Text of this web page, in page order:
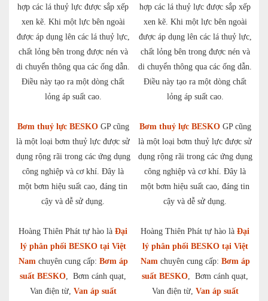
hợp các lá thuỷ lực được sắp xếp
xen kẽ. Khi một lực bên ngoài
được áp dụng lên các lá thuỷ lực,
chất lỏng bên trong được nén và
di chuyển thông qua các ống dẫn.
Điều này tạo ra một dòng chất
lỏng áp suất cao.
Bơm thuỷ lực BESKOGP cũng
là một loại bơm thuỷ lực được sử
dụng rộng rãi trong các ứng dụng
công nghiệp và cơ khí. Đây là
một bơm hiệu suất cao, đáng tin
cậy và dễ sử dụng.
Hoàng Thiên Phát tự hào là Đại
lý phân phối BESKO tại Việt
Namchuyên cung cấp: Bơm áp
suất BESKO, Bơm cánh quạt,
Van điện từ, Van áp suất
hợp các lá thuỷ lực được sắp xếp
xen kẽ. Khi một lực bên ngoài
được áp dụng lên các lá thuỷ lực,
chất lỏng bên trong được nén và
di chuyển thông qua các ống dẫn.
Điều này tạo ra một dòng chất
lỏng áp suất cao.
Bơm thuỷ lực BESKOGP cũng
là một loại bơm thuỷ lực được sử
dụng rộng rãi trong các ứng dụng
công nghiệp và cơ khí. Đây là
một bơm hiệu suất cao, đáng tin
cậy và dễ sử dụng.
Hoàng Thiên Phát tự hào là Đại
lý phân phối BESKO tại Việt
Namchuyên cung cấp: Bơm áp
suất BESKO, Bơm cánh quạt,
Van điện từ, Van áp suất